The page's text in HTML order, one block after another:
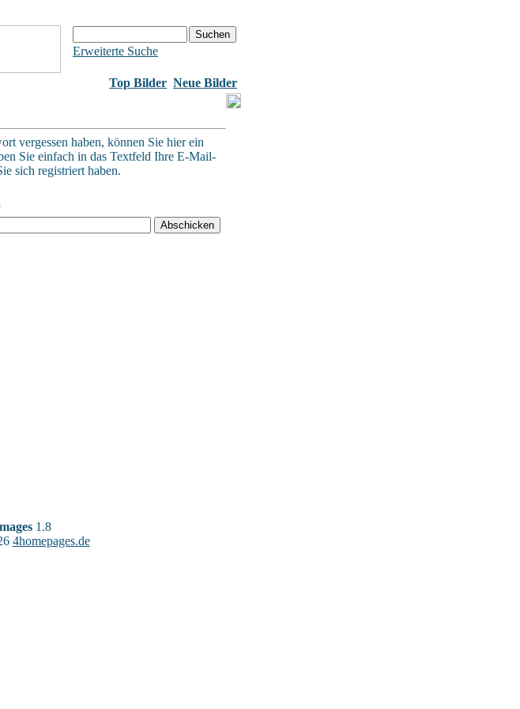
Erweiterte Suche
Top Bilder Neue Bilder
vergessen haben, können Sie hier ein
Sie einfach in das Textfeld Ihre E-Mail-
sich registriert haben.
1.8
4homepages.de